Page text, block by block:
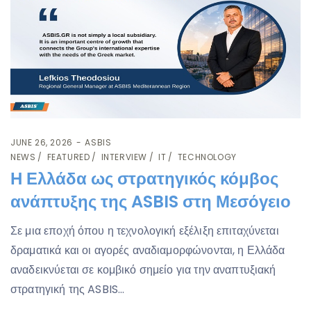
JUNE 26, 2026
ASBIS
NEWS
FEATURED INTERVIEW IT TECHNOLOGY
Η Ελλάδα ως στρατηγικός κόμβος
ανάπτυξης της ASBIS στη Μεσόγειο
Σε μια εποχή όπου η τεχνολογική εξέλιξη επιταχύνεται
δραματικά και οι αγορές αναδιαμορφώνονται, η Ελλάδα
αναδεικνύεται σε κομβικό σημείο για την αναπτυξιακή
στρατηγική της ASBIS…